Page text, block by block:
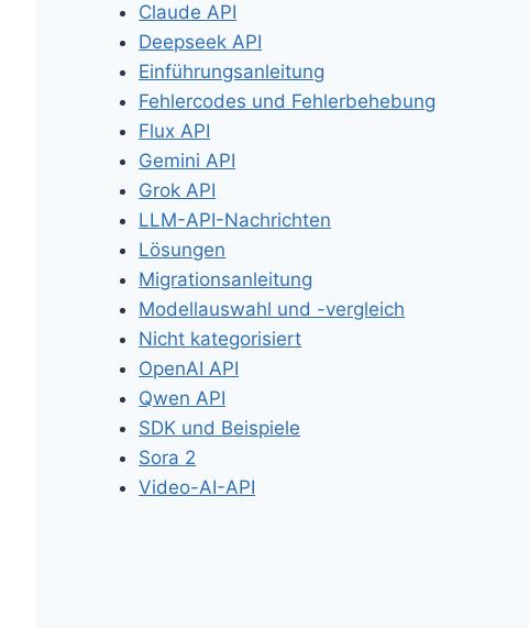
Claude API
Deepseek API
Einführungsanleitung
Fehlercodes und Fehlerbehebung
Flux API
Gemini API
Grok API
LLM-API-Nachrichten
Lösungen
Migrationsanleitung
Modellauswahl und -vergleich
Nicht kategorisiert
OpenAI API
Qwen API
SDK und Beispiele
Sora 2
Video-AI-API